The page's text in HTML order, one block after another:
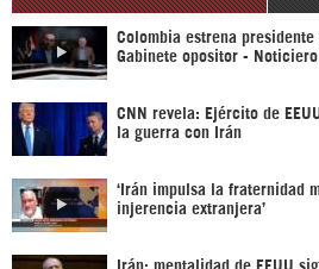
Colombia estrena presidente
Gabinete opositor -
CNN revela: Ejército de
la guerra con Irán
‘Irán impulsa la fraternidad
injerencia extranjera’
Irán: mentalidad de EEUU